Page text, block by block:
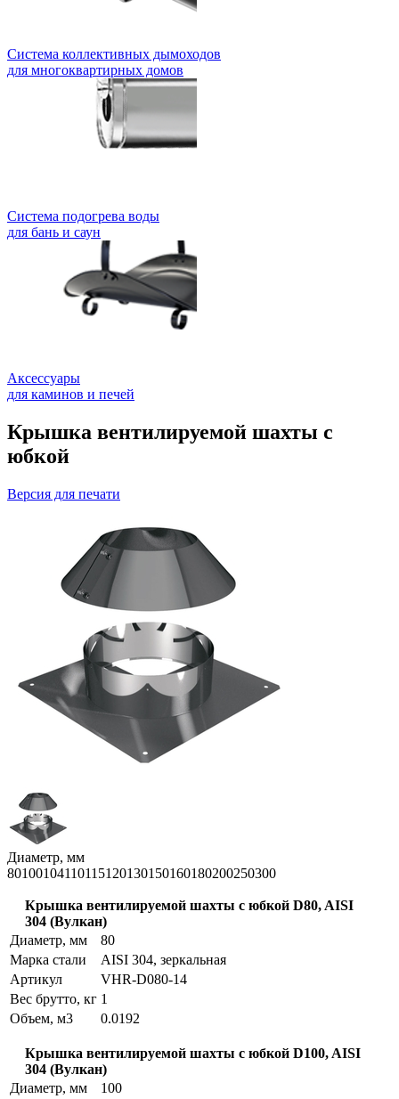
Система коллективных дымоходов
для многоквартирных домов
Система подогрева воды
для бань и саун
Аксессуары
для каминов и печей
Крышка вентилируемой шахты с
юбкой
Версия для печати
Диаметр, мм
80100104110115120130150160180200250300
Крышка вентилируемой шахты с юбкой D80, AISI
304 (Вулкан)
Диаметр, мм
80
Марка стали
AISI 304, зеркальная
Артикул
VHR-D080-14
Вес брутто, кг 1
Объем, м3
0.0192
Крышка вентилируемой шахты с юбкой D100, AISI
304 (Вулкан)
Диаметр, мм
100